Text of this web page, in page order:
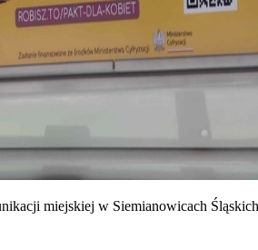
miejskiej w Siemianowicach Śląskich